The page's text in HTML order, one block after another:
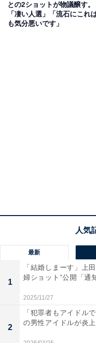
との2ショットが物議醸す。
「凄い人選」「流石にこれ
も気分悪いです」
最新
1
「結婚しまーす」上
婦ショット”公開「通
2025/11/27
2
「犯罪者もアイドル
の男性アイドルが炎